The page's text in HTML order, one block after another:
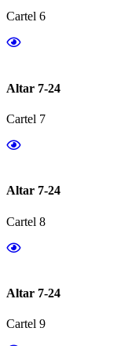
Cartel 6
Altar 7-24
Cartel 7
Altar 7-24
Cartel 8
Altar 7-24
Cartel 9